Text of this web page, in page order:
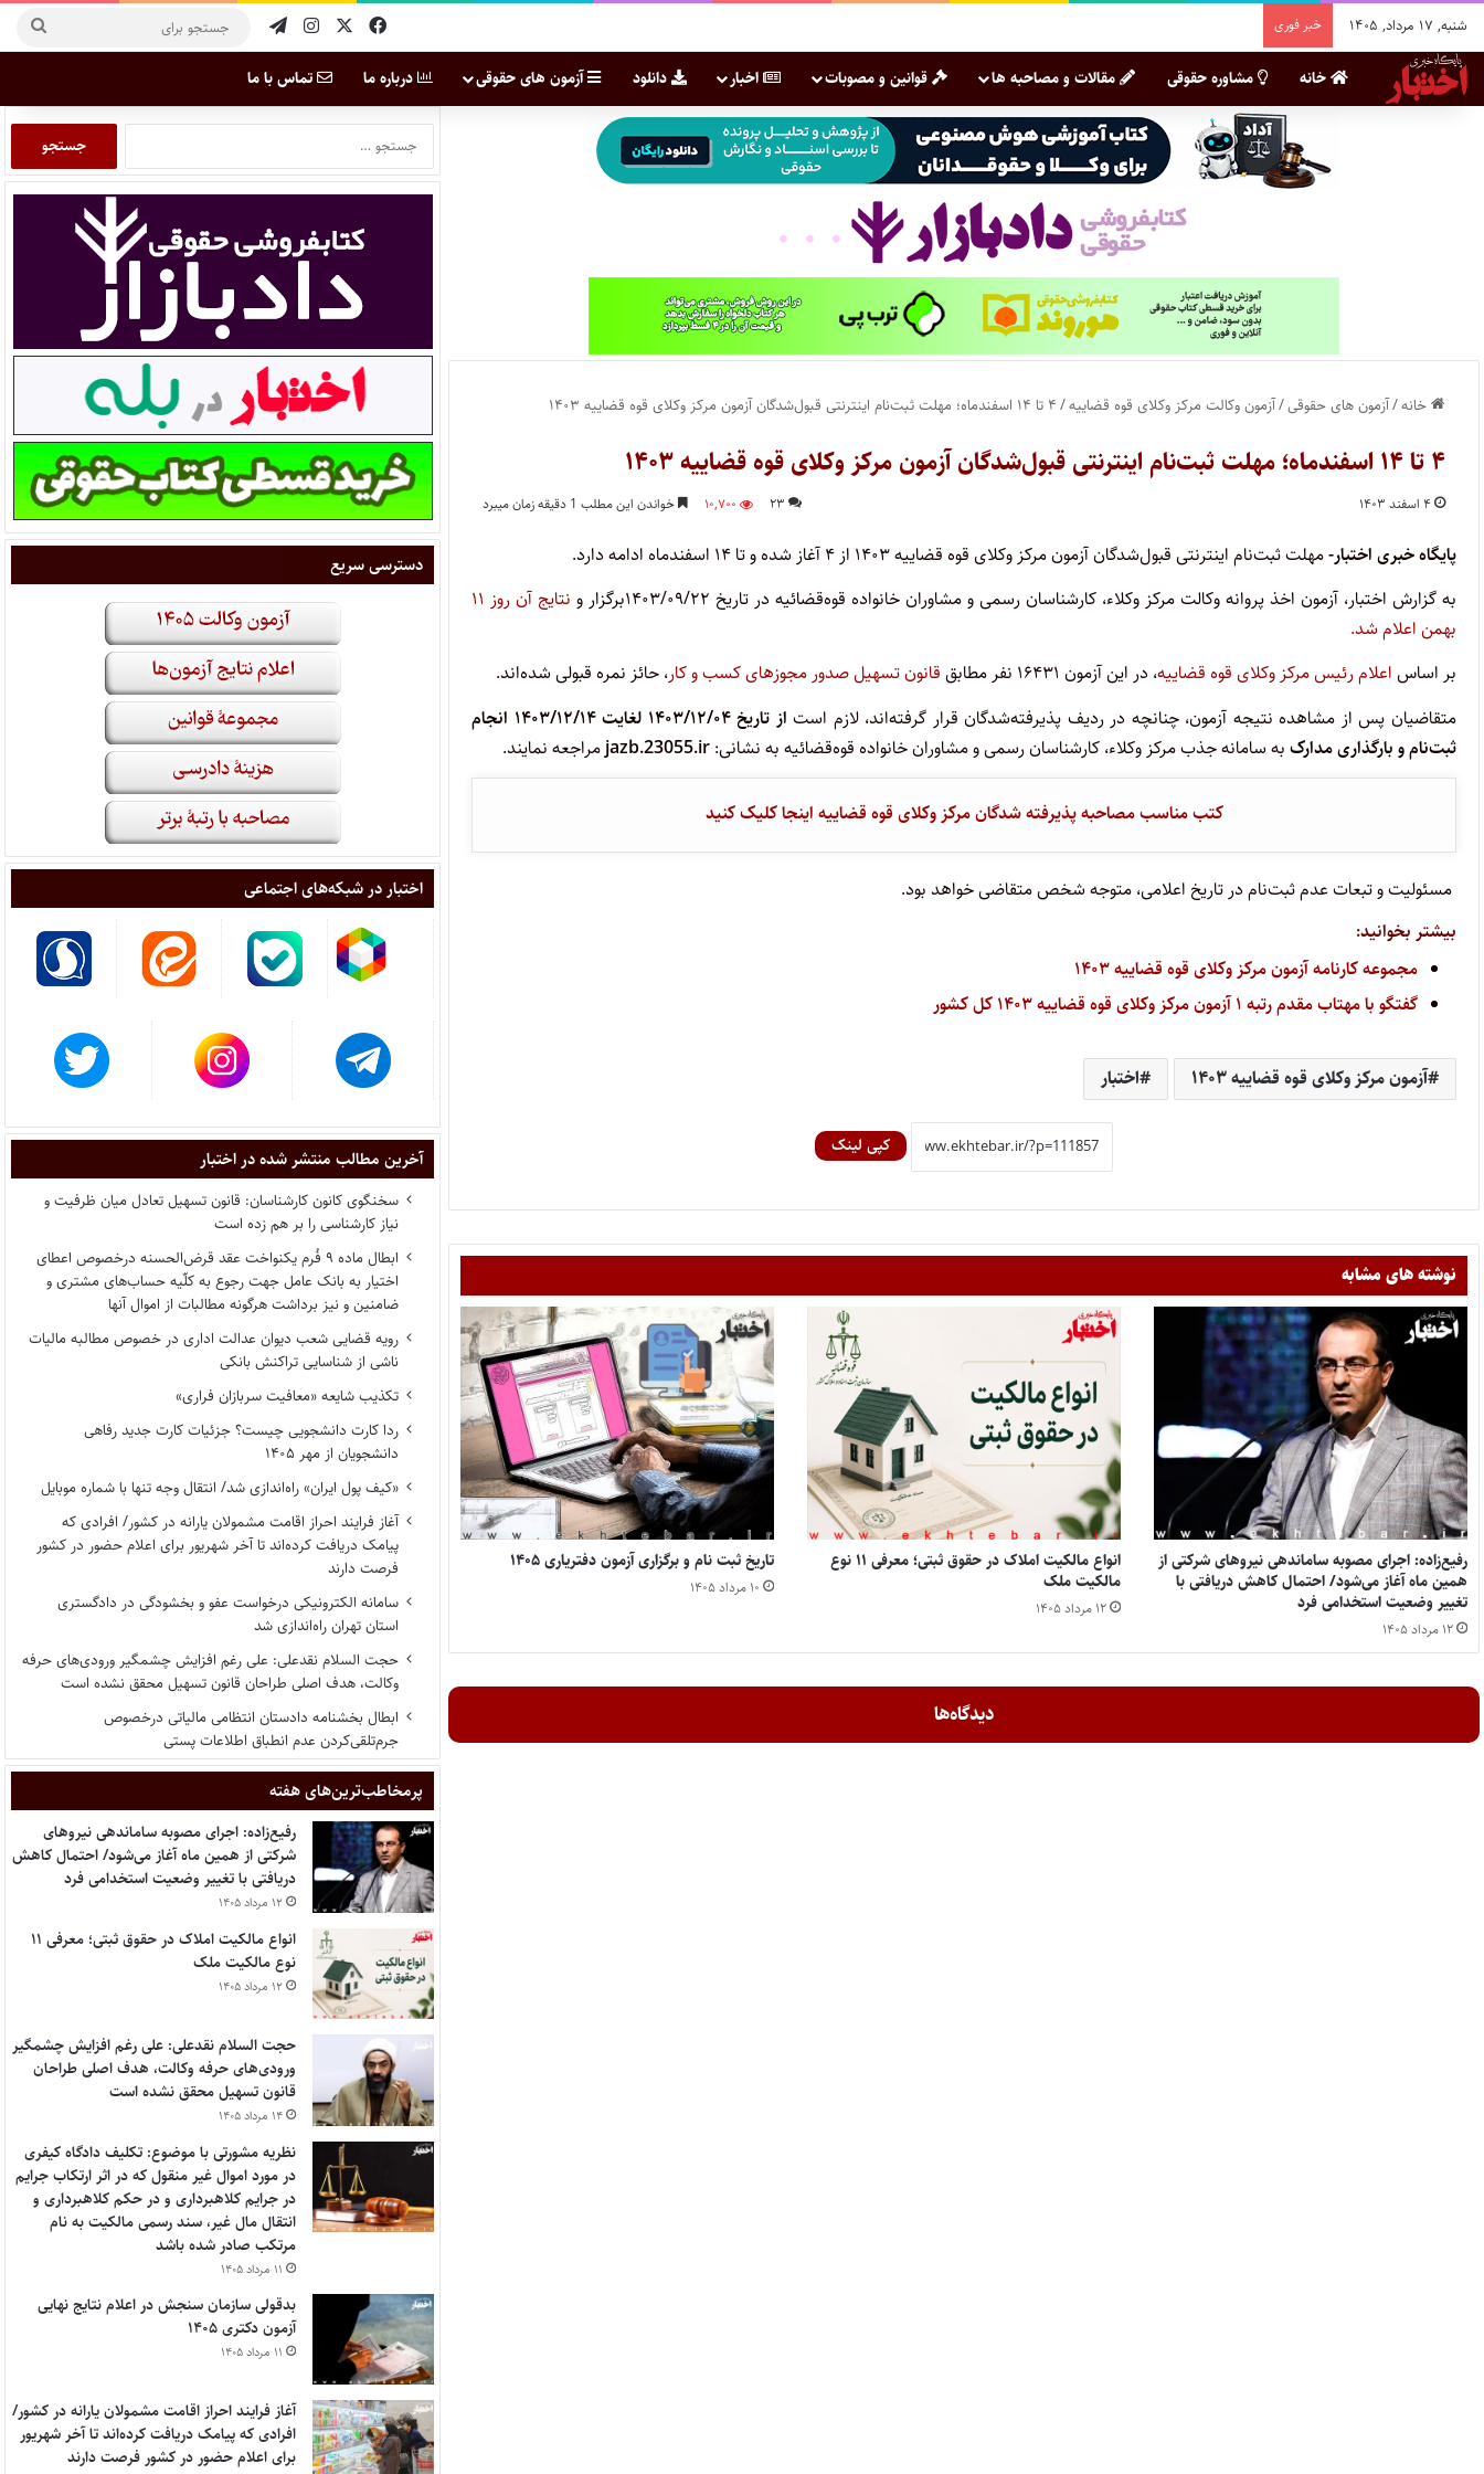
شنبه, ۱۷ مرداد, ۱۴۰۵ خبر فوری
خانه مشاوره حقوقی مقالات و مصاحبه ها قوانین و مصوبات اخبار دانلود آزمون های حقوقی درباره ما تماس با ما
خانه/آزمون های حقوقی/آزمون وکالت مرکز وکلای قوه قضاییه/۴ تا ۱۴ اسفندماه؛ مهلت ثبت‌نام اینترنتی قبول‌شدگان آزمون مرکز وکلای قوه قضاییه ۱۴۰۳
۴ تا ۱۴ اسفندماه؛ مهلت ثبت‌نام اینترنتی قبول‌شدگان آزمون مرکز وکلای قوه قضاییه ۱۴۰۳
۴ اسفند ۱۴۰۳ ۲۳ ۱۰,۷۰۰ خواندن این مطلب 1 دقیقه زمان میبرد
پایگاه خبری اختبار-مهلت ثبت‌نام اینترنتی قبول‌شدگان آزمون مرکز وکلای قوه قضاییه ۱۴۰۳ از ۴ آغاز شده و تا ۱۴ اسفندماه ادامه دارد.
به گزارش اختبار، آزمون اخذ پروانه وکالت مرکز وکلاء، کارشناسان رسمی و مشاوران خانواده قوه‌قضائیه در تاریخ ۱۴۰۳/۰۹/۲۲برگزار و
نتایج آن روز ۱۱
بهمن اعلام شد.
بر اساس اعلام رئیس مرکز وکلای قوه قضاییه، در این آزمون ۱۶۴۳۱ نفر مطابق قانون تسهیل صدور مجوزهای کسب و کار، حائز نمره قبولی شده‌اند.
متقاضیان پس از مشاهده نتیجه آزمون، چنانچه در ردیف پذیرفته‌شدگان قرار گرفته‌اند، لازم است
از تاریخ ۱۴۰۳/۱۲/۰۴ لغایت ۱۴۰۳/۱۲/۱۴ انجام
ثبت‌نام و بارگذاری مدارک به سامانه جذب مرکز وکلاء، کارشناسان رسمی و مشاوران خانواده قوه‌قضائیه به نشانی: jazb.23055.ir مراجعه نمایند.
کتب مناسب مصاحبه پذیرفته شدگان مرکز وکلای قوه قضاییه اینجا کلیک کنید
مسئولیت و تبعات عدم ثبت‌نام در تاریخ اعلامی، متوجه شخص متقاضی خواهد بود.
بیشتر بخوانید:
مجموعه کارنامه آزمون مرکز وکلای قوه قضاییه ۱۴۰۳
گفتگو با مهتاب مقدم رتبه ۱ آزمون مرکز وکلای قوه قضاییه ۱۴۰۳ کل کشور
آزمون مرکز وکلای قوه قضاییه ۱۴۰۳ اختبار
کپی لینک
نوشته های مشابه
رفیع‌زاده: اجرای مصوبه ساماندهی نیروهای شرکتی از
همین ماه آغاز می‌شود/ احتمال کاهش دریافتی با
تغییر وضعیت استخدامی فرد
۱۲ مرداد ۱۴۰۵
انواع مالکیت املاک در حقوق ثبتی؛ معرفی ۱۱ نوع
مالکیت ملک
۱۲ مرداد ۱۴۰۵
تاریخ ثبت نام و برگزاری آزمون دفتریاری ۱۴۰۵
۱۰ مرداد ۱۴۰۵
دیدگاه‌ها
دسترسی سریع
اختبار در شبکه‌های اجتماعی
آخرین مطالب منتشر شده در اختبار
سخنگوی کانون کارشناسان: قانون تسهیل تعادل میان ظرفیت و
نیاز کارشناسی را بر هم زده است
ابطال ماده ۹ فُرم یکنواخت عقد قرض‌الحسنه درخصوص اعطای
اختیار به بانک عامل جهت رجوع به کلّیه حساب‌های مشتری و
ضامنین و نیز برداشت هرگونه مطالبات از اموال آنها
رویه قضایی شعب دیوان عدالت اداری در خصوص مطالبه مالیات
ناشی از شناسایی تراکنش بانکی
تکذیب شایعه «معافیت سربازان فراری»
ردا کارت دانشجویی چیست؟ جزئیات کارت جدید رفاهی
دانشجویان از مهر ۱۴۰۵
«کیف پول ایران» راه‌اندازی شد/ انتقال وجه تنها با شماره موبایل
آغاز فرایند احراز اقامت مشمولان یارانه در کشور/ افرادی که
پیامک دریافت کرده‌اند تا آخر شهریور برای اعلام حضور در کشور
فرصت دارند
سامانه الکترونیکی درخواست عفو و بخشودگی در دادگستری
استان تهران راه‌اندازی شد
حجت السلام نقدعلی: علی رغم افزایش چشمگیر ورودی‌های حرفه
وکالت، هدف اصلی طراحان قانون تسهیل محقق نشده است
ابطال بخشنامه دادستان انتظامی مالیاتی درخصوص
جرم‌تلقی‌کردن عدم انطباق اطلاعات پستی
پر‌مخاطب‌ترین‌های هفته
رفیع‌زاده: اجرای مصوبه ساماندهی نیروهای
شرکتی از همین ماه آغاز می‌شود/ احتمال کاهش
دریافتی با تغییر وضعیت استخدامی فرد
۱۲ مرداد ۱۴۰۵
انواع مالکیت املاک در حقوق ثبتی؛ معرفی ۱۱
نوع مالکیت ملک
۱۲ مرداد ۱۴۰۵
حجت السلام نقدعلی: علی رغم افزایش چشمگیر
ورودی‌های حرفه وکالت، هدف اصلی طراحان
قانون تسهیل محقق نشده است
۱۴ مرداد ۱۴۰۵
نظریه مشورتی با موضوع: تکلیف دادگاه کیفری
در مورد اموال غیر منقول که در اثر ارتکاب جرایم
در جرایم کلاهبرداری و در حکم کلاهبرداری و
انتقال مال غیر، سند رسمی مالکیت به نام
مرتکب صادر شده باشد
۱۱ مرداد ۱۴۰۵
بدقولی سازمان سنجش در اعلام نتایج نهایی
آزمون دکتری ۱۴۰۵
۱۱ مرداد ۱۴۰۵
آغاز فرایند احراز اقامت مشمولان یارانه در کشور/
افرادی که پیامک دریافت کرده‌اند تا آخر شهریور
برای اعلام حضور در کشور فرصت دارند